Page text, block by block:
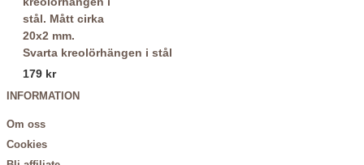
Svarta kreolörhängen i stål
179 kr
INFORMATION
Om oss
Cookies